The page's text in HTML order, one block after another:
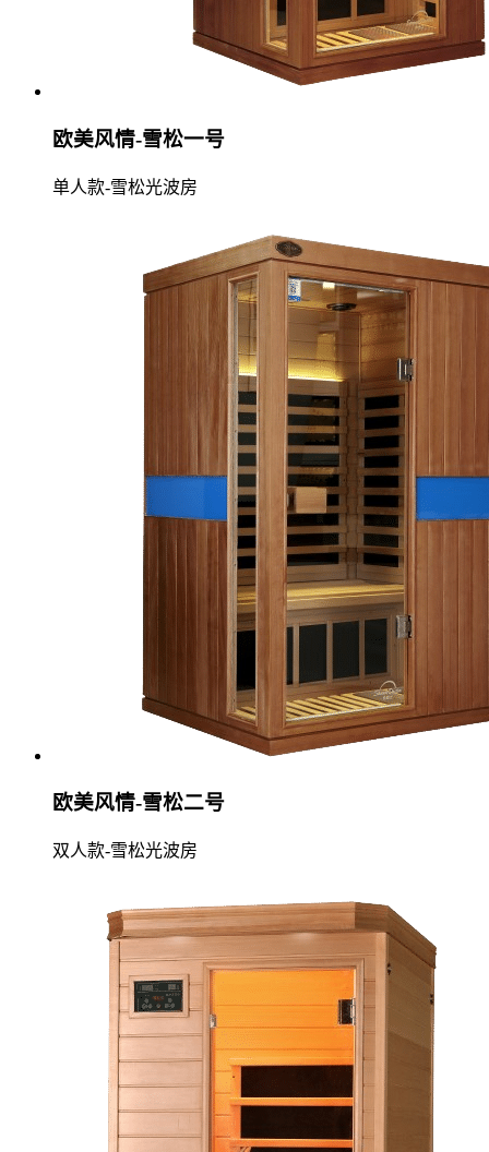
欧美风情-雪松一号
单人款-雪松光波房
欧美风情-雪松二号
双人款-雪松光波房